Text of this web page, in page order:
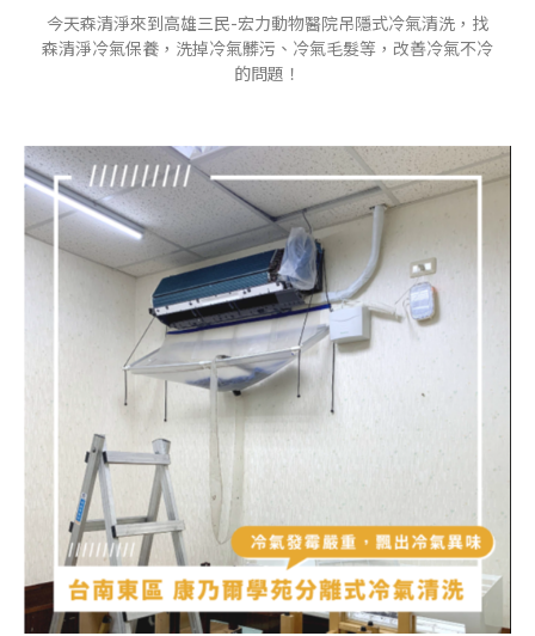
今天森清淨來到高雄三民-宏力動物醫院吊隱式冷氣清洗，找
森清淨冷氣保養，洗掉冷氣髒污、冷氣毛髮等，改善冷氣不冷
的問題！